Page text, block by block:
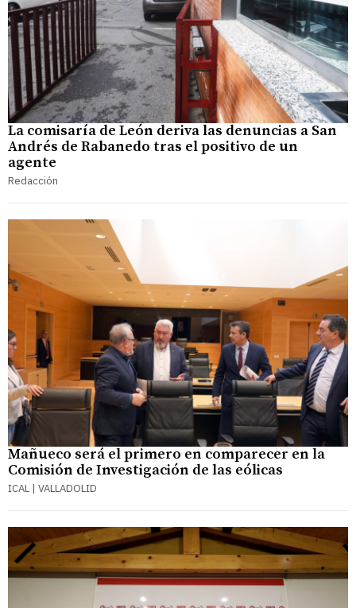
La comisaría de León deriva las denuncias a San
Andrés de Rabanedo tras el positivo de un
agente
Redacción
Mañueco será el primero en comparecer en la
Comisión de Investigación de las eólicas
ICAL | VALLADOLID